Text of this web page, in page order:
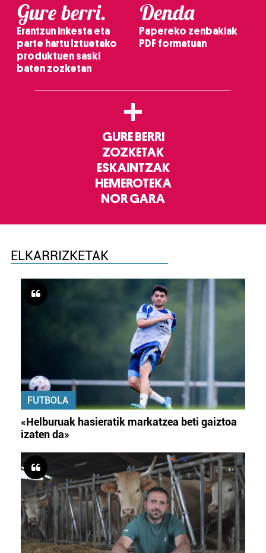
Gure berri.
Erantzun inkesta eta
parte hartu Iztuetako
produktuen saski
baten zozketan
Denda
Papereko zenbakiak
PDF formatuan
+
GURE BERRI
ZOZKETAK
ESKAINTZAK
HEMEROTEKA
NOR GARA
ELKARRIZKETAK
FUTBOLA
«Helburuak hasieratik markatzea beti gaiztoa
izaten da»